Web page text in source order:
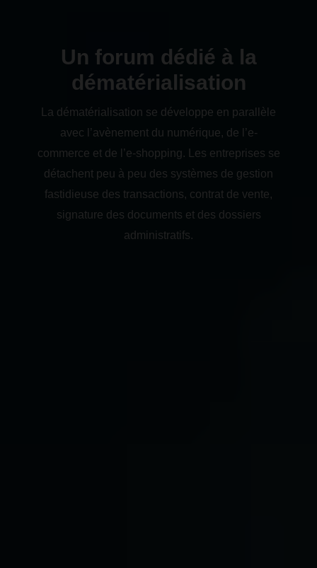
Un forum dédié à la
dématérialisation
La dématérialisation se développe en parallèle
avec l’avènement du numérique, de l’e-
commerce et de l’e-shopping. Les entreprises se
détachent peu à peu des systèmes de gestion
fastidieuse des transactions, contrat de vente,
signature des documents et des dossiers
administratifs.